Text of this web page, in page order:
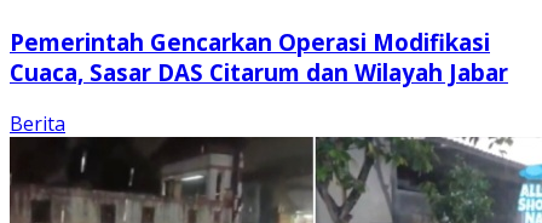
Pemerintah Gencarkan Operasi Modifikasi
Cuaca, Sasar DAS Citarum dan Wilayah Jabar
Berita